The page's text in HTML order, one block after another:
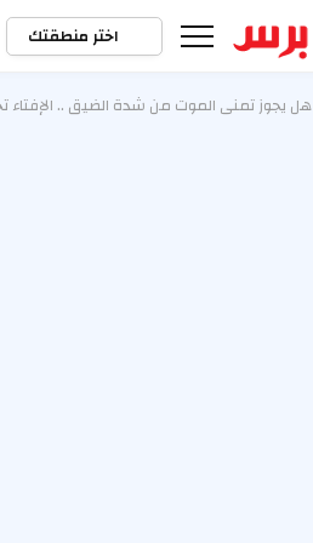
اختر منطقتك
هل يجوز تمني الموت من شدة الضيق .. الإفتاء